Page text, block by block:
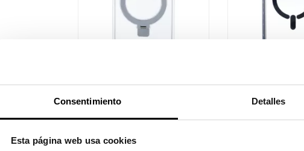
Consentimiento Detalles
Esta página web usa cookies
$ 18.990
Con...